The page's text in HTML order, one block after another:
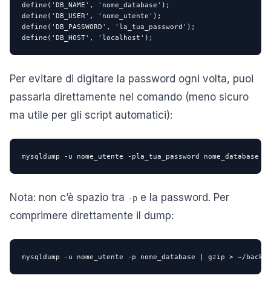
define('DB_NAME', 'nome_database');
define('DB_USER', 'nome_utente');
define('DB_PASSWORD', 'la_tua_password');
define('DB_HOST', 'localhost');
Per evitare di digitare la password ogni volta, puoi
passarla direttamente nel comando (meno sicuro
ma utile per gli script automatici):
mysqldump -u nome_utente -pla_tua_password nome_database >
Nota: non c’è spazio tra -p e la password. Per
comprimere direttamente il dump:
mysqldump -u nome_utente -p nome_database | gzip > ~/